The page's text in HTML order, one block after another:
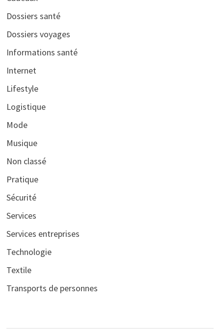
Dossiers santé
Dossiers voyages
Informations santé
Internet
Lifestyle
Logistique
Mode
Musique
Non classé
Pratique
Sécurité
Services
Services entreprises
Technologie
Textile
Transports de personnes